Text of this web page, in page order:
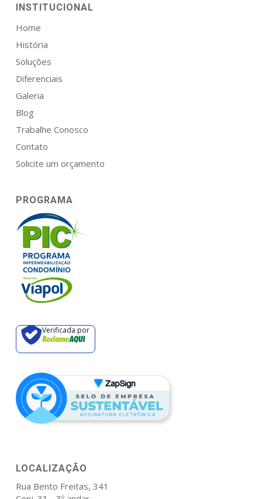
INSTITUCIONAL
Home
História
Soluções
Diferenciais
Galeria
Blog
Trabalhe Conosco
Contato
Solicite um orçamento
PROGRAMA
Verificada por
LOCALIZAÇÃO
Rua Bento Freitas, 341